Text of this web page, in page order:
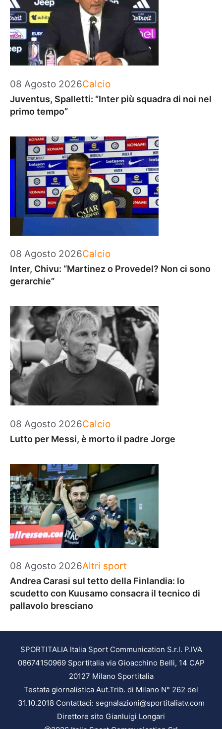
08 Agosto 2026Categorie
Calcio
Juventus, Spalletti: “Inter più squadra di noi nel
primo tempo”
08 Agosto 2026Categorie
Calcio
Inter, Chivu: “Martinez o Provedel? Non ci sono
gerarchie”
08 Agosto 2026Categorie
Calcio
Lutto per Messi, è morto il padre Jorge
08 Agosto 2026Categorie
Altri sport
Andrea Carasi sul tetto della Finlandia: lo
scudetto con Kuusamo consacra il tecnico di
pallavolo bresciano
SPORTITALIA Italia Sport Communication S.r.l. P.IVA
08674150969 Sportitalia via Gioacchino Belli, 14 CAP
20127 Milano Sportitalia
Testata giornalistica Aut.Trib. di Milano N° 262 del
31.10.2018 Contattaci: segnalazioni@sportitaliatv.com
Direttore sito Gianluigi Longari